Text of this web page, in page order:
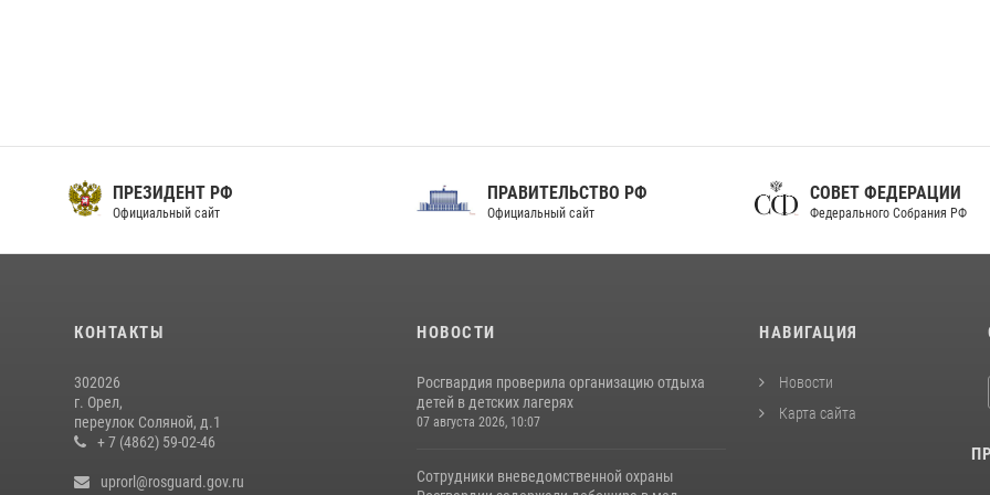
ПРЕЗИДЕНТ РФ
Официальный сайт
ПРАВИТЕЛЬСТВО РФ
Официальный сайт
СОВЕТ ФЕДЕРАЦИИ
Федерального Собрания РФ
КОНТАКТЫ
302026
г. Орел,
переулок Соляной, д.1
+ 7 (4862) 59-02-46
uprorl@rosguard.gov.ru
НОВОСТИ
Росгвардия проверила организацию отдыха
детей в детских лагерях
07 августа 2026, 10:07
Сотрудники вневедомственной охраны
НАВИГАЦИЯ
Новости
Карта сайта